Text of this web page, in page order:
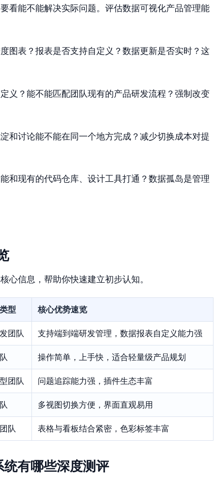
看能不能解决实际问题。评估数据可视化产品管理能
图表？报表是否支持自定义？数据更新是否实时？这
义？能不能匹配团队现有的产品研发流程？强制改变
和讨论能不能在同一个地方完成？减少切换成本对提
和现有的代码仓库、设计工具打通？数据孤岛是管理
心信息，帮助你快速建立初步认知。
型 核心优势速览
团队 支持端到端研发管理，数据报表自定义能力强
操作简单，上手快，适合轻量级产品规划
团队 问题追踪能力强，插件生态丰富
多视图切换方便，界面直观易用
队 表格与看板结合紧密，色彩标签丰富
有哪些深度测评